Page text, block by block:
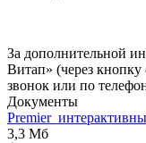
За дополнительной
Витап» (через
звонок или по
Документы
3,3 Мб